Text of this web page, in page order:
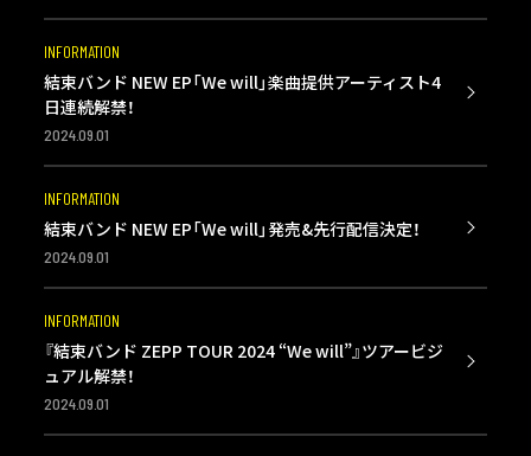
INFORMATION
結束バンド NEW EP「We will」楽曲提供アーティスト4
日連続解禁！
2024.09.01
INFORMATION
結束バンド NEW EP「We will」発売&先行配信決定！
2024.09.01
INFORMATION
『結束バンド ZEPP TOUR 2024 “We will”』ツアービジ
ュアル解禁！
2024.09.01